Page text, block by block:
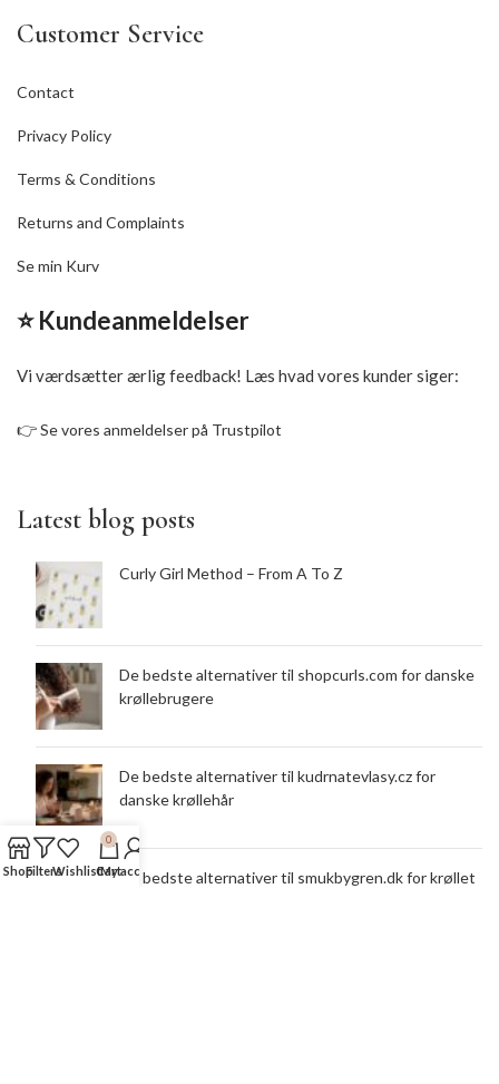
Customer Service
Contact
Privacy Policy
Terms & Conditions
Returns and Complaints
Se min Kurv
⭐ Kundeanmeldelser
Vi værdsætter ærlig feedback! Læs hvad vores kunder siger:
👉Se vores anmeldelser på Trustpilot
Latest blog posts
Curly Girl Method – From A To Z
De bedste alternativer til shopcurls.com for danske
krøllebrugere
De bedste alternativer til kudrnatevlasy.cz for
danske krøllehår
De bedste alternativer til smukbygren.dk for krøllet
ShopFiltersWishlist
0
Cart
My account